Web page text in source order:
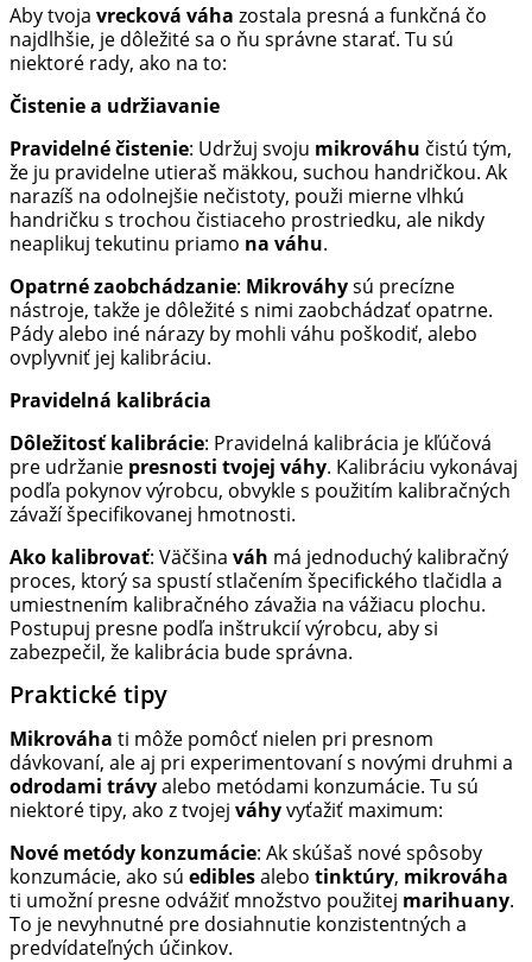
Aby tvoja vrecková váha zostala presná a funkčná čo
najdlhšie, je dôležité sa o ňu správne starať. Tu sú
niektoré rady, ako na to:
Čistenie a udržiavanie
Pravidelné čistenie: Udržuj svoju mikrováhu čistú tým,
že ju pravidelne utieraš mäkkou, suchou handričkou. Ak
narazíš na odolnejšie nečistoty, použi mierne vlhkú
handričku s trochou čistiaceho prostriedku, ale nikdy
neaplikuj tekutinu priamo na váhu.
Opatrné zaobchádzanie: Mikrováhysú precízne
nástroje, takže je dôležité s nimi zaobchádzať opatrne.
Pády alebo iné nárazy by mohli váhu poškodiť, alebo
ovplyvniť jej kalibráciu.
Pravidelná kalibrácia
Dôležitosť kalibrácie: Pravidelná kalibrácia je kľúčová
pre udržanie presnosti tvojej váhy. Kalibráciu vykonávaj
podľa pokynov výrobcu, obvykle s použitím kalibračných
závaží špecifikovanej hmotnosti.
Ako kalibrovať: Väčšina váh má jednoduchý kalibračný
proces, ktorý sa spustí stlačením špecifického tlačidla a
umiestnením kalibračného závažia na vážiacu plochu.
Postupuj presne podľa inštrukcií výrobcu, aby si
zabezpečil, že kalibrácia bude správna.
Praktické tipy
Mikrováha ti môže pomôcť nielen pri presnom
dávkovaní, ale aj pri experimentovaní s novými druhmi a
odrodami trávyalebo metódami konzumácie. Tu sú
niektoré tipy, ako z tvojej váhyvyťažiť maximum:
Nové metódy konzumácie: Ak skúšaš nové spôsoby
konzumácie, ako sú ediblesalebo tinktúry, mikrováha
ti umožní presne odvážiť množstvo použitej marihuany.
To je nevyhnutné pre dosiahnutie konzistentných a
predvídateľných účinkov.